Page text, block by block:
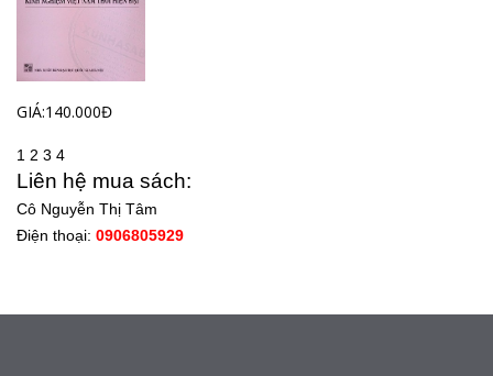
GIÁ:140.000Đ
1 2 3 4
Liên hệ mua sách:
Cô Nguyễn Thị Tâm
Điện thoại: 0906805929